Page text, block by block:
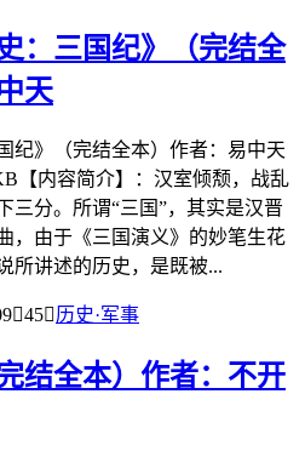
：三国纪》（完结全
天
纪》（完结全本）作者：易中天
【内容简介】：汉室倾颓，战乱
三分。所谓“三国”，其实是汉晋
，由于《三国演义》的妙笔生花
所讲述的历史，是既被...
45历史·军事
结全本）作者：不开